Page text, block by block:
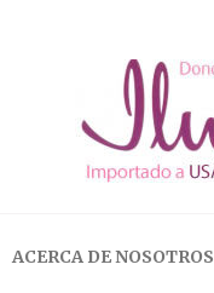
ACERCA DE NOSOTROS